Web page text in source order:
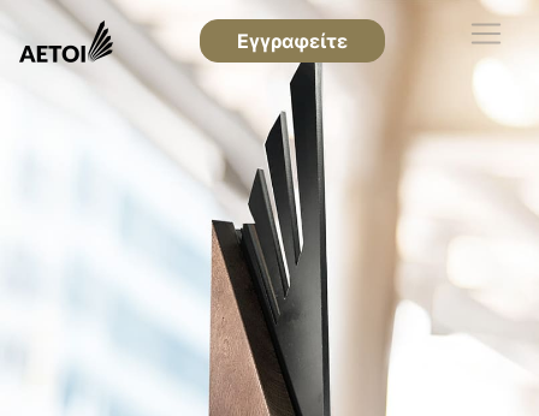
Εγγραφείτε